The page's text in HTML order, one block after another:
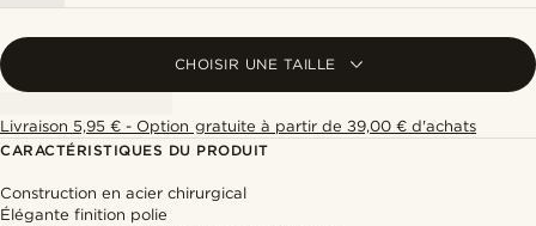
CHOISIR UNE TAILLE
Livraison 5,95 € - Option gratuite à partir de 39,00 € d'achats
CARACTÉRISTIQUES DU PRODUIT
Construction en acier chirurgical
Élégante finition polie